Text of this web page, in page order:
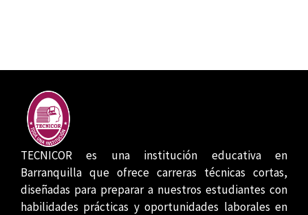
TECNICOR es una institución educativa en
Barranquilla que ofrece carreras técnicas cortas,
diseñadas para preparar a nuestros estudiantes con
habilidades prácticas y oportunidades laborales en